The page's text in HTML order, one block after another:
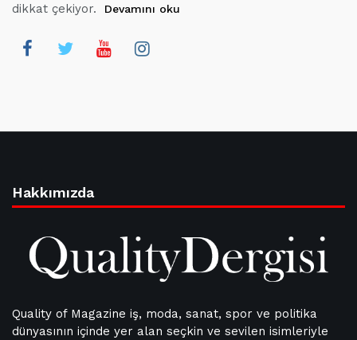
dikkat çekiyor.
Devamını oku
Hakkımızda
Quality of Magazine iş, moda, sanat, spor ve politika
dünyasının içinde yer alan seçkin ve sevilen isimleriyle